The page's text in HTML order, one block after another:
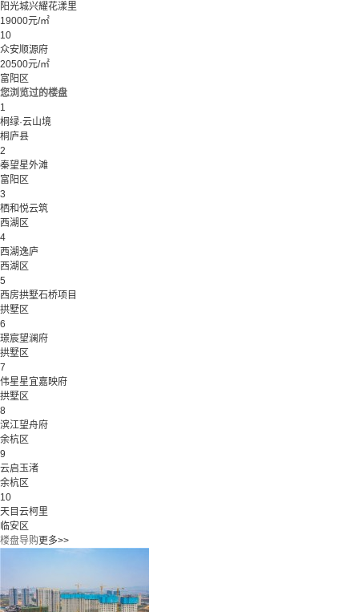
阳光城兴耀花漾里
19000元/㎡
10
众安顺源府
20500元/㎡
富阳区
您浏览过的楼盘
1
桐绿·云山境
桐庐县
2
秦望星外滩
富阳区
3
栖和悦云筑
西湖区
4
西湖逸庐
西湖区
5
西房拱墅石桥项目
拱墅区
6
璟宸望澜府
拱墅区
7
伟星星宜嘉映府
拱墅区
8
滨江望舟府
余杭区
9
云启玉渚
余杭区
10
天目云柯里
临安区
楼盘导购更多>>